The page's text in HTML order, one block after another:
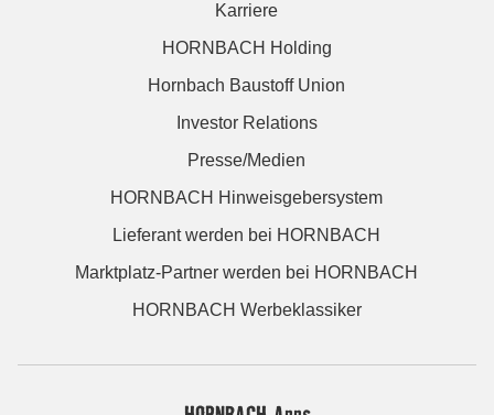
Karriere
HORNBACH Holding
Hornbach Baustoff Union
Investor Relations
Presse/Medien
HORNBACH Hinweisgebersystem
Lieferant werden bei HORNBACH
Marktplatz-Partner werden bei HORNBACH
HORNBACH Werbeklassiker